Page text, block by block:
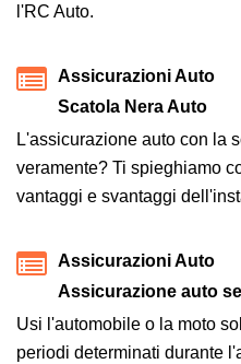
l'RC Auto.
Assicurazioni Auto
Scatola Nera Auto
L'assicurazione auto con la
veramente? Ti spieghiamo
vantaggi e svantaggi
Assicurazioni Auto
Assicurazione auto
Usi l'automobile o la moto
periodi determinati durante